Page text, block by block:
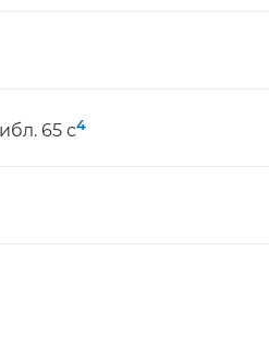
65 с4